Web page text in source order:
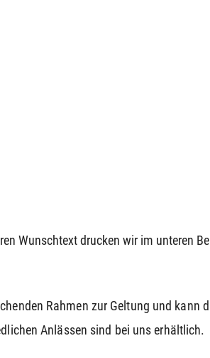
Wunschtext drucken wir im unteren
Rahmen zur Geltung und
Anlässen sind bei uns erhältlich.